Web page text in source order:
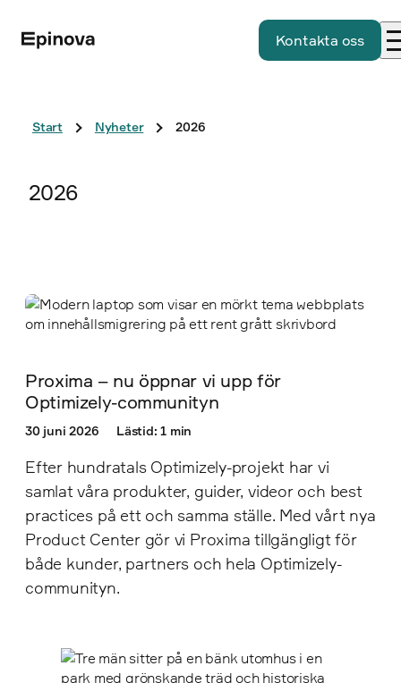
Kontakta oss
Start Nyheter 2026
2026
Proxima – nu öppnar vi upp för
Optimizely-communityn
30 juni 2026 Lästid: 1 min
Efter hundratals Optimizely-projekt har vi
samlat våra produkter, guider, videor och best
practices på ett och samma ställe. Med vårt nya
Product Center gör vi Proxima tillgängligt för
både kunder, partners och hela Optimizely-
communityn.